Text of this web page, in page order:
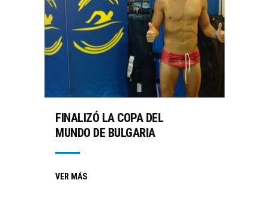
FINALIZÓ LA COPA DEL
MUNDO DE BULGARIA
VER MÁS